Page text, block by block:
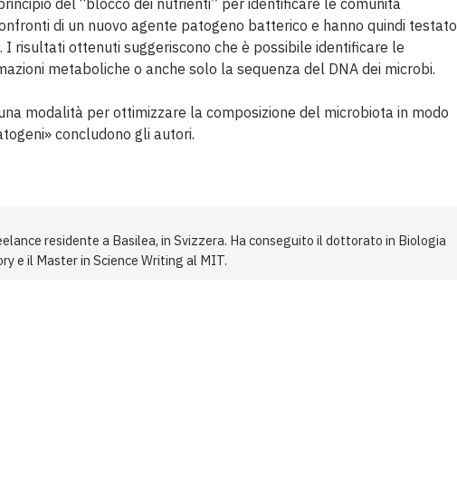
di un nuovo agente patogeno batterico e hanno quindi testato
risultati ottenuti suggeriscono che è possibile identificare le
metaboliche o anche solo la sequenza del DNA dei microbi.
modalità per ottimizzare la composizione del microbiota in modo
concludono gli autori.
residente a Basilea, in Svizzera. Ha conseguito il dottorato in Biologia
e il Master in Science Writing al MIT.